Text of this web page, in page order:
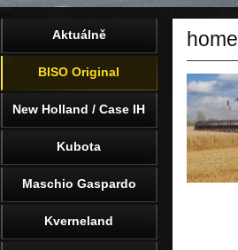
home
Aktuálně
BISO Original
New Holland / Case IH
Kubota
Maschio Gaspardo
Kverneland